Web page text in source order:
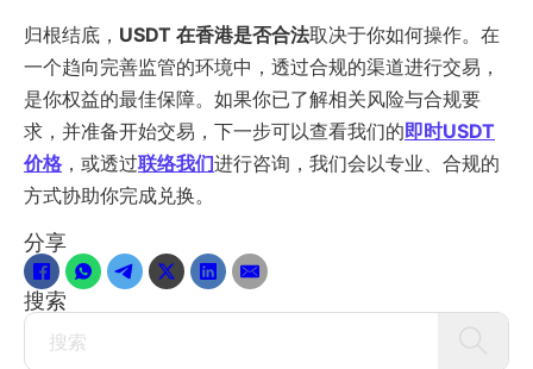
归根结底， USDT 在香港是否合法取决于你如何操作。在
一个趋向完善监管的环境中，透过合规的渠道进行交易，
是你权益的最佳保障。如果你已了解相关风险与合规要
求，并准备开始交易，下一步可以查看我们的即时USDT
价格 ，或透过联络我们进行咨询，我们会以专业、合规的
方式协助你完成兑换。
分享
搜索
Search